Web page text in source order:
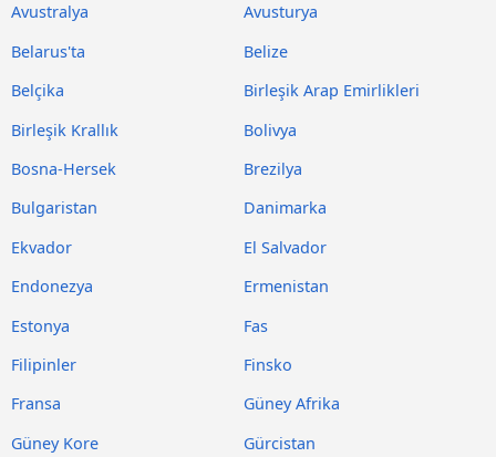
Avustralya
Avusturya
Belarus'ta
Belize
Belçika
Birleşik Arap Emirlikleri
Birleşik Krallık
Bolivya
Bosna-Hersek
Brezilya
Bulgaristan
Danimarka
Ekvador
El Salvador
Endonezya
Ermenistan
Estonya
Fas
Filipinler
Finsko
Fransa
Güney Afrika
Güney Kore
Gürcistan